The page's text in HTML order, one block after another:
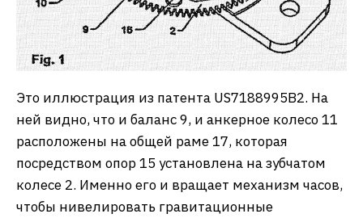
Это иллюстрация из патента US7188995B2. На
ней видно, что и баланс 9, и анкерное колесо 11
расположены на общей раме 17, которая
посредством опор 15 установлена на зубчатом
колесе 2. Именно его и вращает механизм часов,
чтобы нивелировать гравитационные